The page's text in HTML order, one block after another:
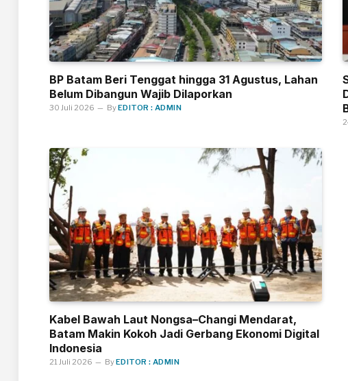
BP Batam Beri Tenggat hingga 31 Agustus, Lahan
Belum Dibangun Wajib Dilaporkan
30 Juli 2026 ByEDITOR : ADMIN
Kabel Bawah Laut Nongsa–Changi Mendarat,
Batam Makin Kokoh Jadi Gerbang Ekonomi Digital
Indonesia
21 Juli 2026 ByEDITOR : ADMIN